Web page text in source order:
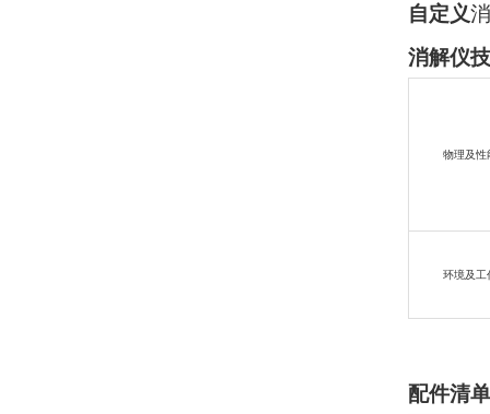
自定义
消解仪
物理及性
环境及工
配件清单